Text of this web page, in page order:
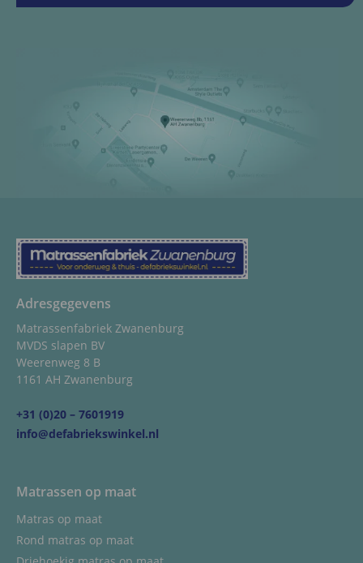
Adresgegevens
Matrassenfabriek Zwanenburg
MVDS slapen BV
Weerenweg 8 B
1161 AH Zwanenburg
+31 (0)20 – 7601919
info@defabriekswinkel.nl
Matrassen op maat
Matras op maat
Rond matras op maat